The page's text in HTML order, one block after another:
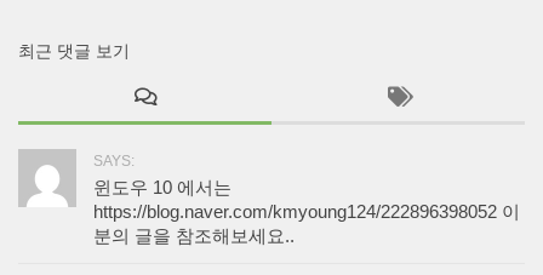
최근 댓글 보기
SAYS:
윈도우 10 에서는
https://blog.naver.com/kmyoung124/222896398052 이
분의 글을 참조해보세요..